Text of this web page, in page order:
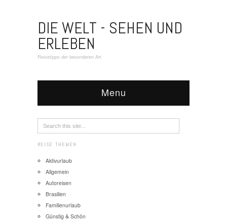
DIE WELT - SEHEN UND
ERLEBEN
Reisetipps der besonderen Art
Menu
REISE THEMEN
Aktivurlaub
Allgemein
Autoreisen
Brasilien
Familienurlaub
Günstig & Schön